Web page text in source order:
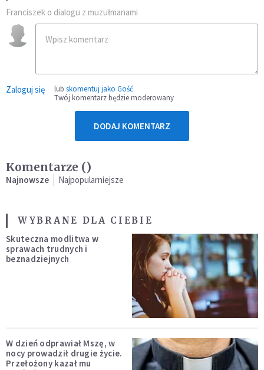
Franciszek o dialogu z muzułmanami
Zaloguj się lub skomentuj jako Gość
Twój komentarz będzie moderowany
DODAJ KOMENTARZ
Komentarze ()
Najnowsze Najpopularniejsze
WYBRANE DLA CIEBIE
Skuteczna modlitwa w
sprawach trudnych i
beznadziejnych
W dzień odprawiał Mszę, w
nocy prowadził drugie życie.
Przełożony kazał mu